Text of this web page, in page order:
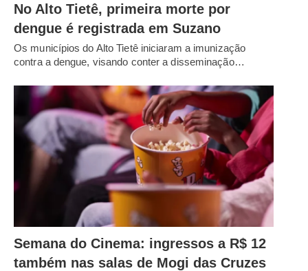
No Alto Tietê, primeira morte por
dengue é registrada em Suzano
Os municípios do Alto Tietê iniciaram a imunização
contra a dengue, visando conter a disseminação…
Semana do Cinema: ingressos a R$ 12
também nas salas de Mogi das Cruzes